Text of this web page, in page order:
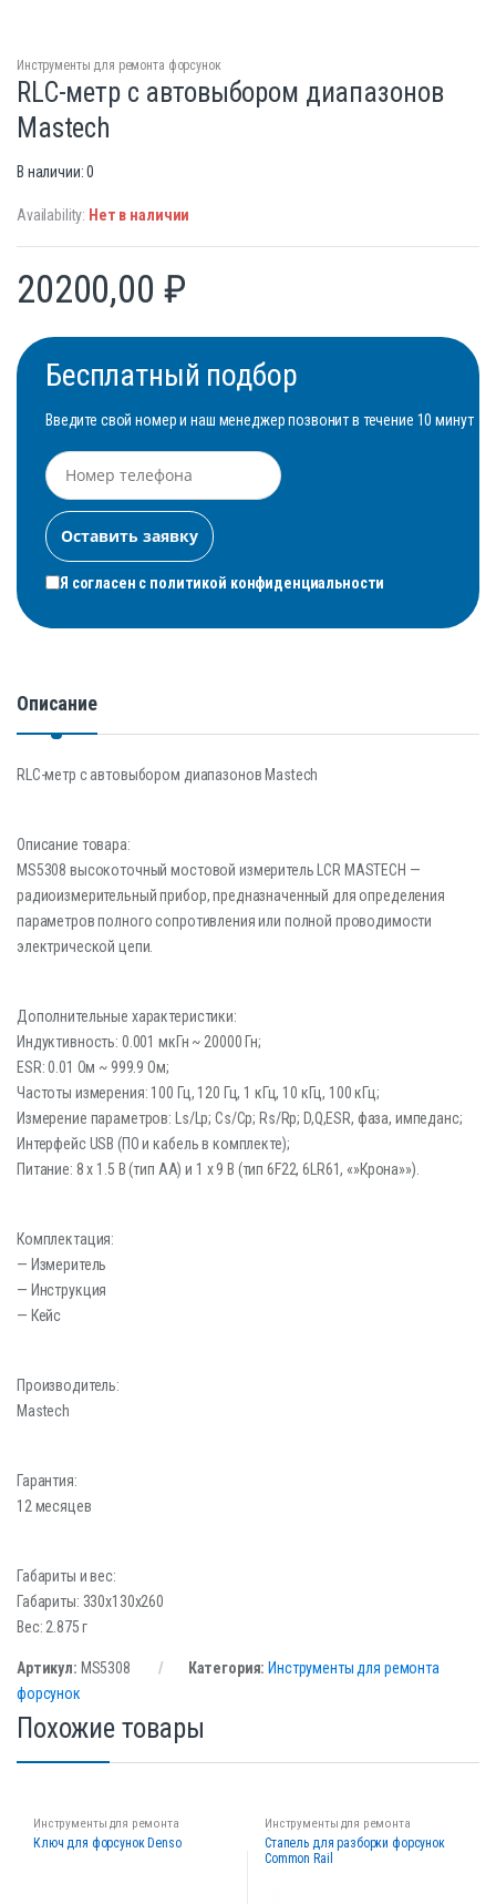
Инструменты для ремонта форсунок
RLC-метр c автовыбором диапазонов
Mastech
В наличии: 0
Availability: Нет в наличии
20200,00 ₽
Бесплатный подбор
Введите свой номер и наш менеджер позвонит в течение 10 минут
Я согласен с политикой конфиденциальности
Описание
RLC-метр c автовыбором диапазонов Mastech
Описание товара:
MS5308 высокоточный мостовой измеритель LCR MASTECH —
радиоизмерительный прибор, предназначенный для определения
параметров полного сопротивления или полной проводимости
электрической цепи.
Дополнительные характеристики:
Индуктивность: 0.001 мкГн ~ 20000 Гн;
ESR: 0.01 Ом ~ 999.9 Ом;
Частоты измерения: 100 Гц, 120 Гц, 1 кГц, 10 кГц, 100 кГц;
Измерение параметров: Ls/Lp; Cs/Cp; Rs/Rp; D,Q,ESR, фаза, импеданс;
Интерфейс USB (ПО и кабель в комплекте);
Питание: 8 х 1.5 В (тип AA) и 1 х 9 В (тип 6F22, 6LR61, «»Крона»»).
Комплектация:
— Измеритель
— Инструкция
— Кейс
Производитель:
Mastech
Гарантия:
12 месяцев
Габариты и вес:
Габариты: 330x130x260
Вес: 2.875 г
Артикул: MS5308 Категория:Инструменты для ремонта
форсунок
Похожие товары
Инструменты для ремонта
форсунок
Ключ для форсунок Denso
Инструменты для ремонта
форсунок
Стапель для разборки форсунок
Common Rail